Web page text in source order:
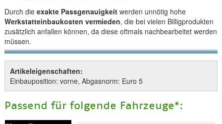
Durch die exakte Passgenauigkeitwerden unnötig hohe
Werkstatteinbaukosten vermieden, die bei vielen Billigprodukten
zusätzlich anfallen können, da diese oftmals nachbearbeitet werden
müssen.
Artikeleigenschaften:
Einbauposition: vorne, Abgasnorm: Euro 5
Passend für folgende Fahrzeuge*: